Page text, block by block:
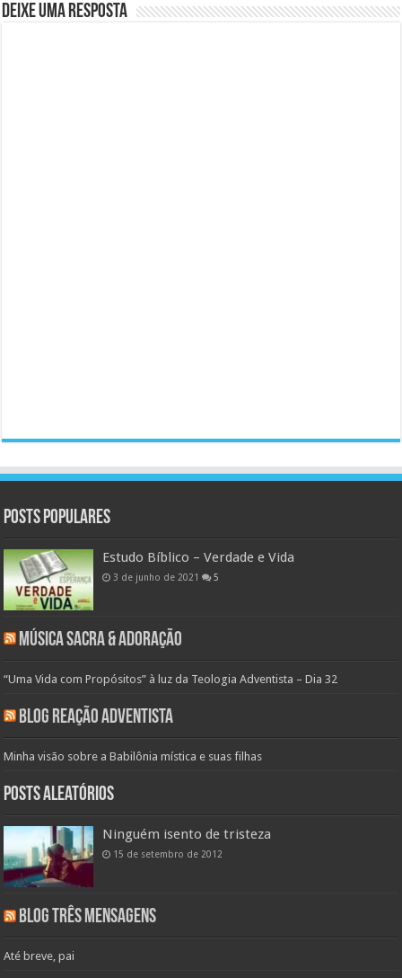
Deixe uma resposta
Posts populares
Estudo Bíblico – Verdade e Vida
3 de junho de 2021 5
Música Sacra & Adoração
“Uma Vida com Propósitos” à luz da Teologia Adventista – Dia 32
Blog Reação Adventista
Minha visão sobre a Babilônia mística e suas filhas
Posts aleatórios
Ninguém isento de tristeza
15 de setembro de 2012
Blog Três Mensagens
Até breve, pai